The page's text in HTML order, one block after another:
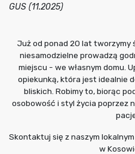
GUS (11.2025)
Już od ponad 20 lat tworzymy
niesamodzielne prowadzą
miejscu - we własnym domu.
opiekunką, która jest idealnie
bliskich. Robimy to, biorąc
osobowość i styl życia poprzez
Skontaktuj się z naszym
w